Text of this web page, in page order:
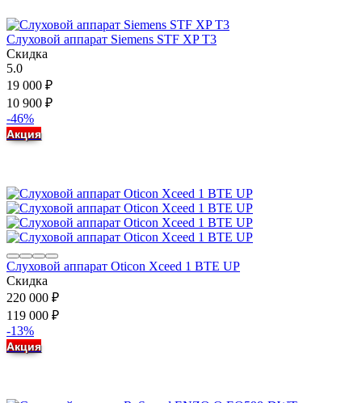
Слуховой аппарат Siemens STF XP T3
Скидка
5.0
19 000 ₽
10 900 ₽
-46%
Акция
Слуховой аппарат Oticon Xceed 1 BTE UP
Скидка
220 000 ₽
119 000 ₽
-13%
Акция